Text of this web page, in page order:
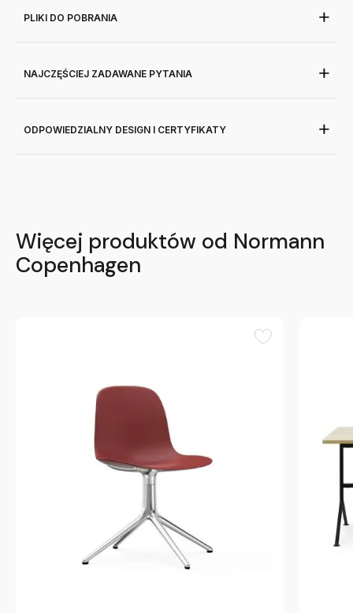
PLIKI DO POBRANIA
NAJCZĘŚCIEJ ZADAWANE PYTANIA
ODPOWIEDZIALNY DESIGN I CERTYFIKATY
Więcej produktów od Normann
Copenhagen